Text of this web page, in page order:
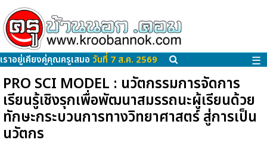
เราอยู่เคียงคู่คุณครูเสมอ วันที่ 7 ส.ค. 2569 ☰
PRO SCI MODEL : นวัตกรรมการจัดการ
เรียนรู้เชิงรุกเพื่อพัฒนาสมรรถนะผู้เรียนด้วย
ทักษะกระบวนการทางวิทยาศาสตร์ สู่การเป็น
นวัตกร